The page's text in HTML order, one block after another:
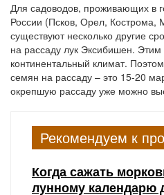
Для садоводов, проживающих в
России (Псков, Орел, Кострома,
существуют несколько другие
на рассаду лук Эксибишен.
континентальный климат.
семян на рассаду – это 15-20
окрепшую рассаду уже можно
Рекомендуем к
Когда сажать
лунному календарю